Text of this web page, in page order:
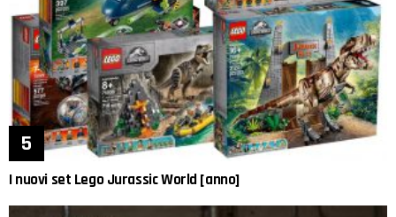
I nuovi set Lego Jurassic World [anno]